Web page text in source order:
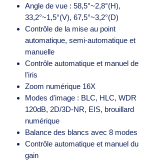
Angle de vue : 58,5°~2,8°(H),
33,2°~1,5°(V), 67,5°~3,2°(D)
Contrôle de la mise au point
automatique, semi-automatique et
manuelle
Contrôle automatique et manuel de
l'iris
Zoom numérique 16X
Modes d'image : BLC, HLC, WDR
120dB, 2D/3D-NR, EIS, brouillard
numérique
Balance des blancs avec 8 modes
Contrôle automatique et manuel du
gain